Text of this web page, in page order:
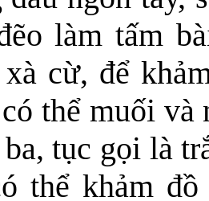
làm tấm
cừ, để
thể muối
tục gọi là
thể khảm